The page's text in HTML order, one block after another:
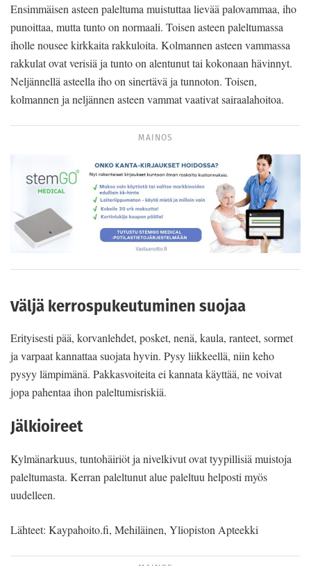
Ensimmäisen asteen paleltuma muistuttaa lievää palovammaa, iho
punoittaa, mutta tunto on normaali. Toisen asteen paleltumassa
iholle nousee kirkkaita rakkuloita. Kolmannen asteen vammassa
rakkulat ovat verisiä ja tunto on alentunut tai kokonaan hävinnyt.
Neljännellä asteella iho on sinertävä ja tunnoton. Toisen,
kolmannen ja neljännen asteen vammat vaativat sairaalahoitoa.
MAINOS
Väljä kerrospukeutuminen suojaa
Erityisesti pää, korvanlehdet, posket, nenä, kaula, ranteet, sormet
ja varpaat kannattaa suojata hyvin. Pysy liikkeellä, niin keho
pysyy lämpimänä. Pakkasvoiteita ei kannata käyttää, ne voivat
jopa pahentaa ihon paleltumisriskiä.
Jälkioireet
Kylmänarkuus, tuntohäiriöt ja nivelkivut ovat tyypillisiä muistoja
paleltumasta. Kerran paleltunut alue paleltuu helposti myös
uudelleen.
Lähteet: Kaypahoito.fi, Mehiläinen, Yliopiston Apteekki